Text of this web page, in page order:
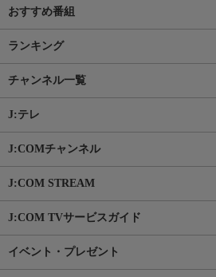
おすすめ番組
ランキング
チャンネル一覧
J:テレ
J:COMチャンネル
J:COM STREAM
J:COM TVサービスガイド
イベント・プレゼント